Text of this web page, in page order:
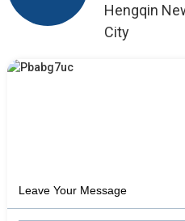
Hengqin
City
Leave Your Message